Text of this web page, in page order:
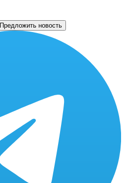
Предложить новость